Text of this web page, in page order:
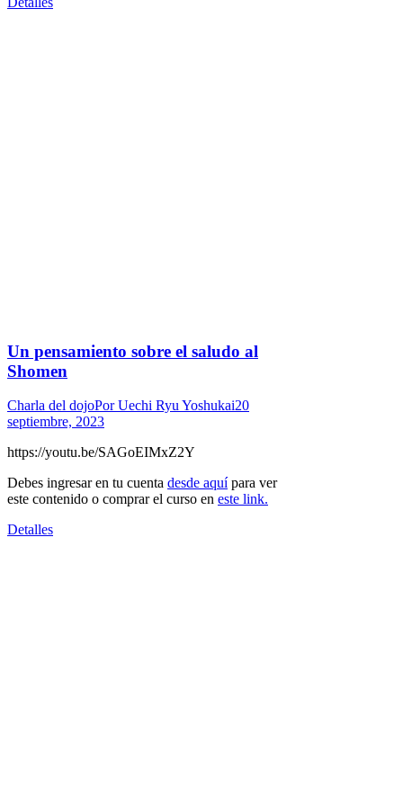
Un pensamiento sobre el saludo al
Shomen
Charla del dojoPorUechi Ryu Yoshukai20
septiembre, 2023
https://youtu.be/SAGoEIMxZ2Y
Debes ingresar en tu cuenta desde aquípara ver
este contenido o comprar el curso en este link.
Detalles